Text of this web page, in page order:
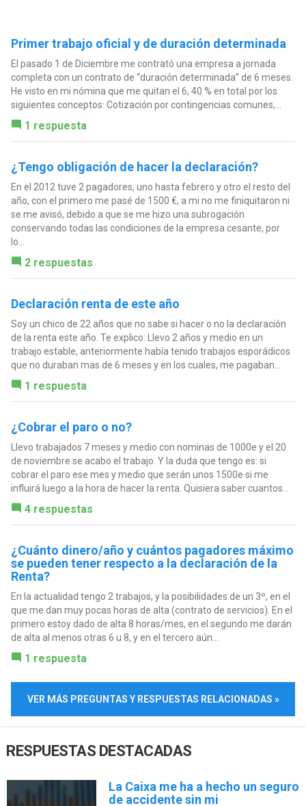
Primer trabajo oficial y de duración determinada
El pasado 1 de Diciembre me contrató una empresa a jornada
completa con un contrato de “duración determinada” de 6 meses.
He visto en mi nómina que me quitan el 6, 40 % en total por los
siguientes conceptos: Cotización por contingencias comunes,...
1 respuesta
¿Tengo obligación de hacer la declaración?
En el 2012 tuve 2 pagadores, uno hasta febrero y otro el resto del
año, con el primero me pasé de 1500 €, a mi no me finiquitaron ni
se me avisó, debido a que se me hizo una subrogación
conservando todas las condiciones de la empresa cesante, por
lo...
2 respuestas
Declaración renta de este año
Soy un chico de 22 años que no sabe si hacer o no la declaración
de la renta este año. Te explico: Llevo 2 años y medio en un
trabajo estable, anteriormente había tenido trabajos esporádicos
que no duraban mas de 6 meses y en los cuales, me pagaban...
1 respuesta
¿Cobrar el paro o no?
Llevo trabajados 7 meses y medio con nominas de 1000e y el 20
de noviembre se acabo el trabajo. Y la duda que tengo es: si
cobrar el paro ese mes y medio que serán unos 1500e si me
influirá luego a la hora de hacer la renta. Quisiera saber cuantos...
4 respuestas
¿Cuánto dinero/año y cuántos pagadores máximo
se pueden tener respecto a la declaración de la
Renta?
En la actualidad tengo 2 trabajos, y la posibilidades de un 3º, en el
que me dan muy pocas horas de alta (contrato de servicios). En el
primero estoy dado de alta 8 horas/mes, en el segundo me darán
de alta al menos otras 6 u 8, y en el tercero aún...
1 respuesta
VER MÁS PREGUNTAS Y RESPUESTAS RELACIONADAS »
RESPUESTAS DESTACADAS
La Caixa me ha a hecho un seguro
de accidente sin mi